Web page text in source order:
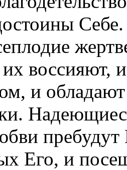
воссияют,
и
пребудут
Его, и